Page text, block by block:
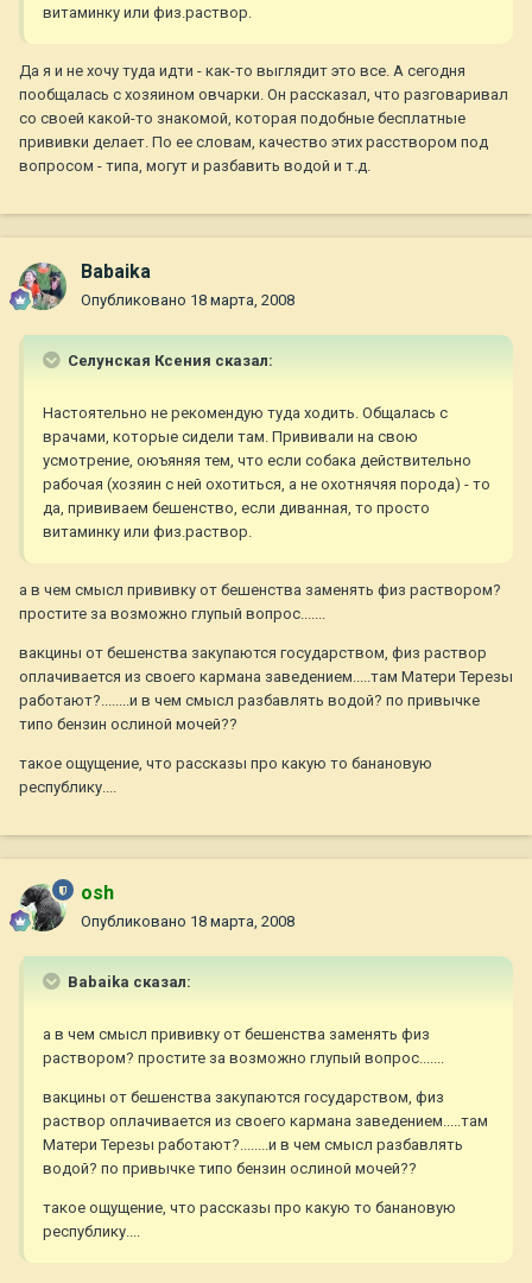
витаминку или физ.раствор.
Да я и не хочу туда идти - как-то выглядит это все. А сегодня
пообщалась с хозяином овчарки. Он рассказал, что разговаривал
со своей какой-то знакомой, которая подобные бесплатные
прививки делает. По ее словам, качество этих расствором под
вопросом - типа, могут и разбавить водой и т.д.
Babaika
Опубликовано 18 марта, 2008
Селунская Ксения сказал:
Настоятельно не рекомендую туда ходить. Общалась с
врачами, которые сидели там. Прививали на свою
усмотрение, оюъяняя тем, что если собака действительно
рабочая (хозяин с ней охотиться, а не охотнячяя порода) - то
да, прививаем бешенство, если диванная, то просто
витаминку или физ.раствор.
а в чем смысл прививку от бешенства заменять физ раствором?
простите за возможно глупый вопрос.......
вакцины от бешенства закупаются государством, физ раствор
оплачивается из своего кармана заведением.....там Матери Терезы
работают?........и в чем смысл разбавлять водой? по привычке
типо бензин ослиной мочей??
такое ощущение, что рассказы про какую то банановую
республику....
osh
Опубликовано 18 марта, 2008
Babaika сказал:
а в чем смысл прививку от бешенства заменять физ
раствором? простите за возможно глупый вопрос.......
вакцины от бешенства закупаются государством, физ
раствор оплачивается из своего кармана заведением.....там
Матери Терезы работают?........и в чем смысл разбавлять
водой? по привычке типо бензин ослиной мочей??
такое ощущение, что рассказы про какую то банановую
республику....